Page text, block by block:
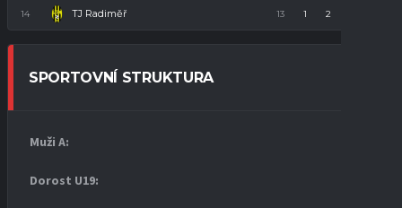
14 TJ Radiměř 13 1 2
SPORTOVNÍ STRUKTURA
Muži A:
Dorost U19: